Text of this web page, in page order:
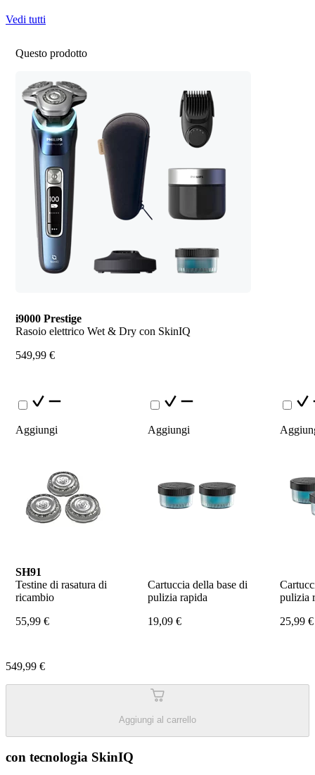
Vedi tutti
Questo prodotto
i9000 Prestige
Rasoio elettrico Wet & Dry con SkinIQ
549,99 €
Aggiungi
SH91
Testine di rasatura di
ricambio
55,99 €
Aggiungi
Cartuccia della base di
pulizia rapida
19,09 €
pulizia
25,99 €
549,99 €
Aggiungi al carrello
con tecnologia SkinIQ